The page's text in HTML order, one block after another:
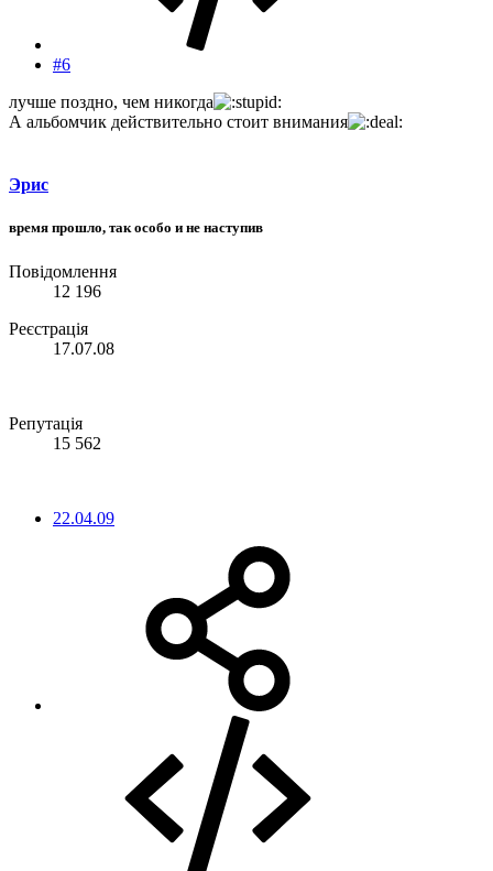
#6
лучше поздно, чем никогда
А альбомчик действительно стоит внимания
Эрис
время прошло, так особо и не наступив
Повідомлення
12 196
Реєстрація
17.07.08
Репутація
15 562
22.04.09